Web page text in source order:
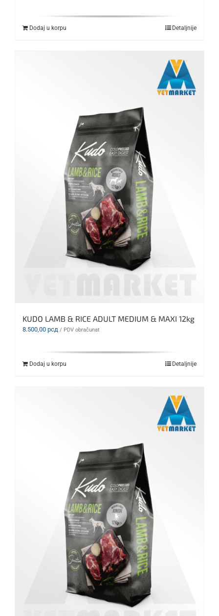
Dodaj u korpu Detaljnije
KUDO LAMB & RICE ADULT MEDIUM & MAXI 12kg
8.500,00 рсд / PDV obračunat
Dodaj u korpu Detaljnije